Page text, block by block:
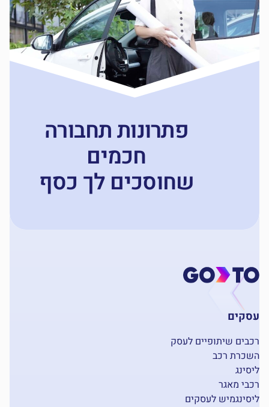
פתרונות תחבורה
חכמים
שחוסכים לך כסף
שיתופיים לעסק
רכב
מאגר
לעסקים